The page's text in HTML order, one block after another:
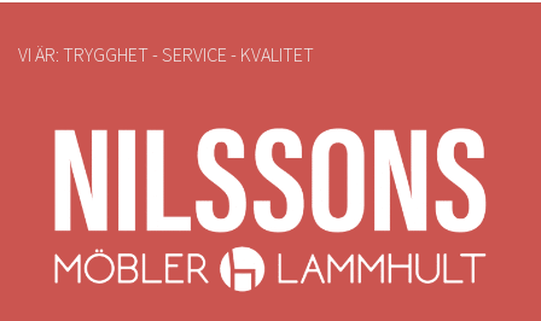
VI ÄR: TRYGGHET - SERVICE - KVALITET